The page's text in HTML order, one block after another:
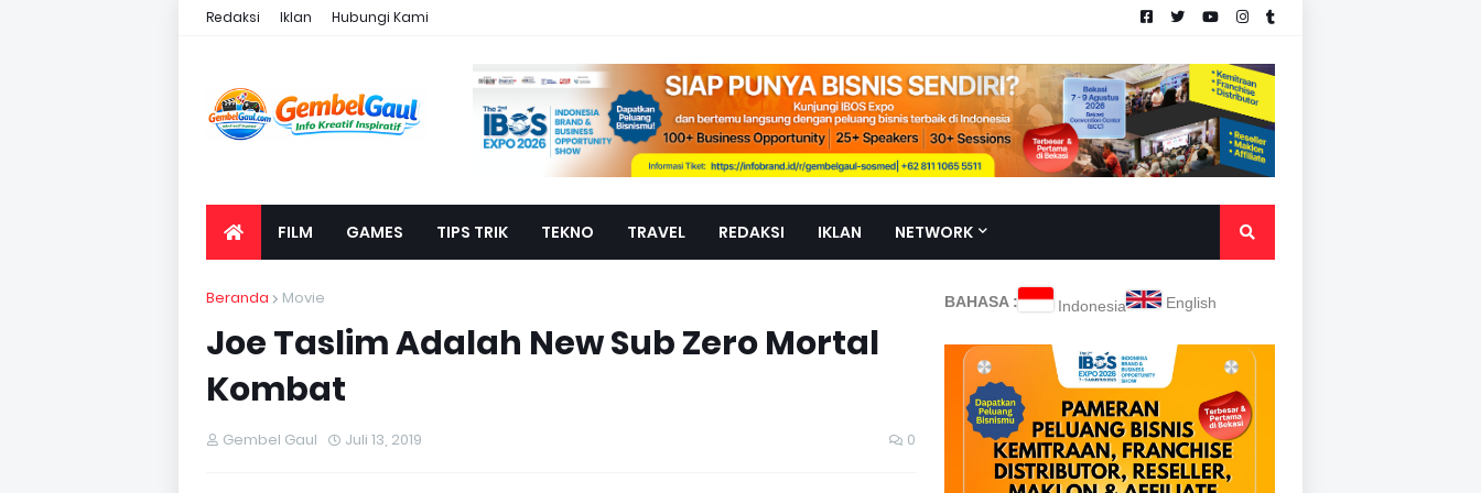
Redaksi Iklan Hubungi Kami
FILM GAMES TIPS TRIK TEKNO TRAVEL REDAKSI IKLAN NETWORK
Beranda Movie
Joe Taslim Adalah New Sub Zero Mortal
Kombat
Gembel Gaul Juli 13, 2019 0
BAHASA : Indonesia English